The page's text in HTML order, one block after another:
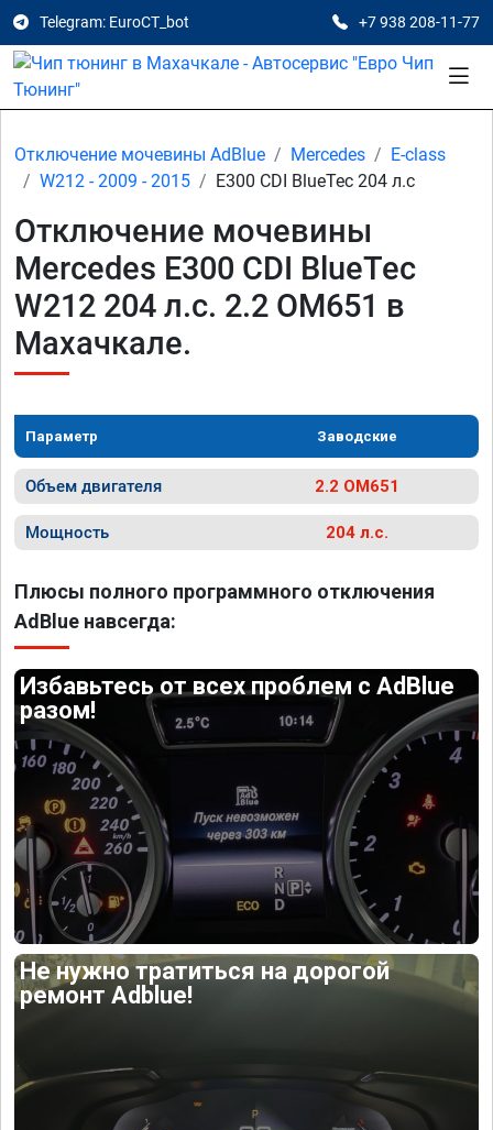
Telegram: EuroCT_bot +7 938 208-11-77
Отключение мочевины AdBlue Mercedes
E-class
W212 - 2009 - 2015
E300 CDI BlueTec 204 л.с
Отключение мочевины
Mercedes E300 CDI BlueTec
W212 204 л.с. 2.2 OM651 в
Махачкале.
Параметр Заводские
Объем двигателя 2.2 OM651
Мощность 204 л.с.
Плюсы полного программного отключения
AdBlue навсегда:
Избавьтесь от всех проблем с AdBlue
разом!
Не нужно тратиться на дорогой
ремонт Adblue!